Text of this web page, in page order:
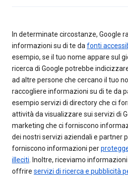
In determinate circostanze, Google
informazioni su di te dafonti
esempio, se il tuo nome appare sul
ricerca di Google potrebbe
ad altre persone che cercano il tuo
raccogliere informazioni su di te da
esempio servizi di directory che ci
attività da visualizzare sui servizi di
marketing che ci forniscono
dei nostri servizi aziendali e partner
forniscono informazioni per
illeciti. Inoltre, riceviamo
offrire servizi di ricerca e pubblicità